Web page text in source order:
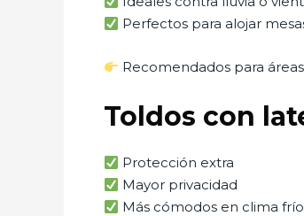
Perfectos para alojar
Recomendados para
Toldos con
Protección extra
Mayor privacidad
Más cómodos en clima